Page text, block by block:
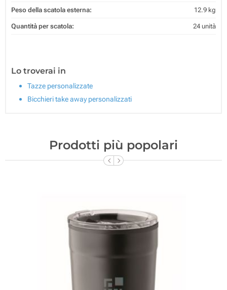
Peso della scatola esterna: 12.9 kg
Quantità per scatola: 24 unità
Lo troverai in
Tazze personalizzate
Bicchieri take away personalizzati
Prodotti più popolari